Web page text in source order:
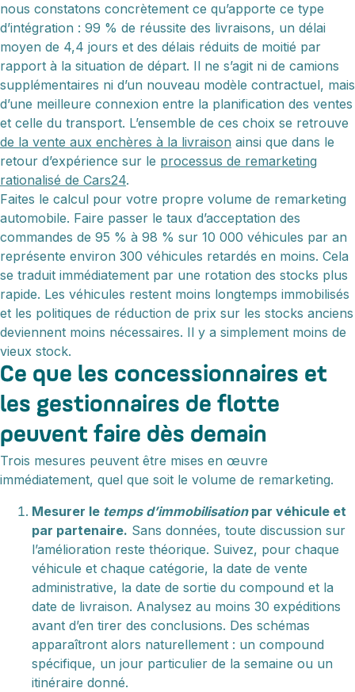
nous constatons concrètement ce qu’apporte ce type
d’intégration : 99 % de réussite des livraisons, un délai
moyen de 4,4 jours et des délais réduits de moitié par
rapport à la situation de départ. Il ne s’agit ni de camions
supplémentaires ni d’un nouveau modèle contractuel, mais
d’une meilleure connexion entre la planification des ventes
et celle du transport. L’ensemble de ces choix se retrouve
de la vente aux enchères à la livraison ainsi que dans le
retour d’expérience sur le processus de remarketing
rationalisé de Cars24.
Faites le calcul pour votre propre volume de remarketing
automobile. Faire passer le taux d’acceptation des
commandes de 95 % à 98 % sur 10 000 véhicules par an
représente environ 300 véhicules retardés en moins. Cela
se traduit immédiatement par une rotation des stocks plus
rapide. Les véhicules restent moins longtemps immobilisés
et les politiques de réduction de prix sur les stocks anciens
deviennent moins nécessaires. Il y a simplement moins de
vieux stock.
Ce que les concessionnaires et
les gestionnaires de flotte
peuvent faire dès demain
Trois mesures peuvent être mises en œuvre
immédiatement, quel que soit le volume de remarketing.
Mesurer le temps d’immobilisationpar véhicule et
par partenaire. Sans données, toute discussion sur
l’amélioration reste théorique. Suivez, pour chaque
véhicule et chaque catégorie, la date de vente
administrative, la date de sortie du compound et la
date de livraison. Analysez au moins 30 expéditions
avant d’en tirer des conclusions. Des schémas
apparaîtront alors naturellement : un compound
spécifique, un jour particulier de la semaine ou un
itinéraire donné.